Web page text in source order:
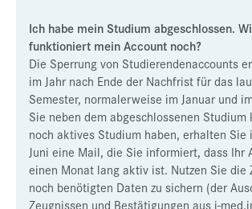
Ich habe mein Studium abgeschlossen.
funktioniert mein Account noch?
Die Sperrung von Studierendenaccounts
im Jahr nach Ende der Nachfrist für das
Semester, normalerweise im Januar und
Sie neben dem abgeschlossenen
noch aktives Studium haben, erhalten Sie
Juni eine Mail, die Sie informiert, dass Ihr
einen Monat lang aktiv ist. Nutzen Sie die
noch benötigten Daten zu sichern (der
Zeugnissen und Bestätigungen aus i-